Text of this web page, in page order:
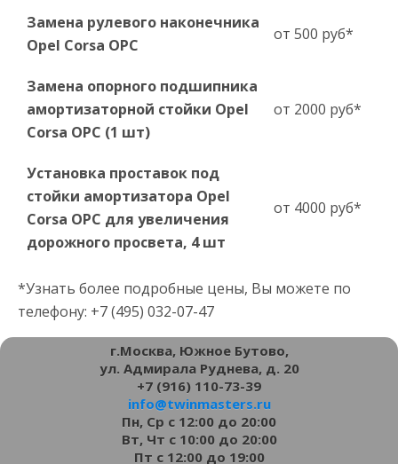
Замена рулевого наконечника
Opel Corsa OPC
от 500 руб*
Замена опорного подшипника
амортизаторной стойки Opel
Corsa OPC (1 шт)
от 2000 руб*
Установка проставок под
стойки амортизатора Opel
Corsa OPC для увеличения
дорожного просвета, 4 шт
от 4000 руб*
*Узнать более подробные цены, Вы можете по
телефону: +7 (495) 032-07-47
г.Москва, Южное Бутово,
ул. Адмирала Руднева, д. 20
+7 (916) 110-73-39
info@twinmasters.ru
Пн, Ср с 12:00 до 20:00
Вт, Чт с 10:00 до 20:00
Пт с 12:00 до 19:00